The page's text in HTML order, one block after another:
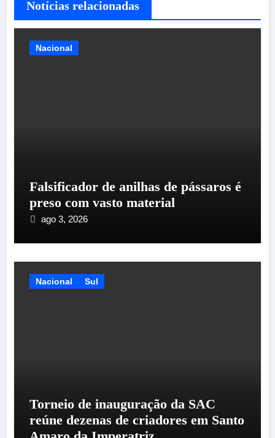
Notícias relacionadas
Nacional
Falsificador de anilhas de pássaros é
preso com vasto material
ago 3, 2026
Nacional Sul
Torneio de inauguração da SAC
reúne dezenas de criadores em Santo